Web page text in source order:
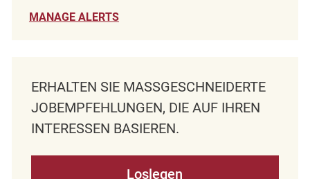
MANAGE ALERTS
ERHALTEN SIE MASSGESCHNEIDERTE J
OBEMPFEHLUNGEN, DIE AUF IHREN I
NTERESSEN BASIEREN.
Loslegen